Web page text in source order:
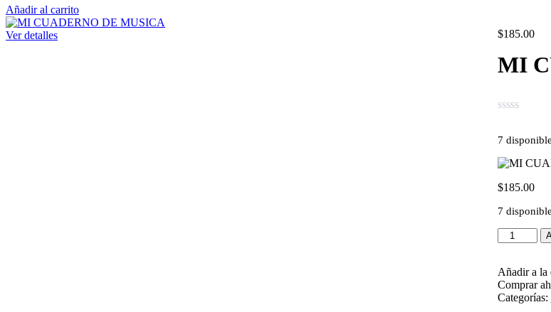
Añadir al carrito
Ver detalles $185.00
MI
7
$185.00
7
Añadir a la
Comprar
Categorías: